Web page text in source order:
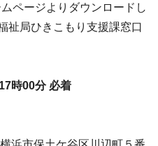
ページよりダウンロードし
祉局ひきこもり支援課窓口
時00分 必着